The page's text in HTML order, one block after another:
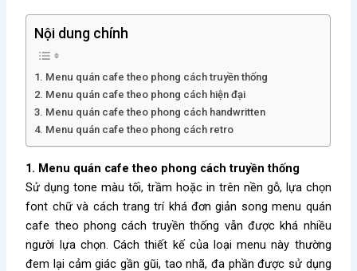
Nội dung chính
1. Menu quán cafe theo phong cách truyền thống
2. Menu quán cafe theo phong cách hiện đại
3. Menu quán cafe theo phong cách handwritten
4. Menu quán cafe theo phong cách retro
1. Menu quán cafe theo phong cách truyền thống
Sử dụng tone màu tối, trầm hoặc in trên nền gỗ, lựa chọn
font chữ và cách trang trí khá đơn giản song menu quán
cafe theo phong cách truyền thống vẫn được khá nhiều
người lựa chọn. Cách thiết kế của loại menu này thường
đem lại cảm giác gần gũi, tao nhã, đa phần được sử dụng